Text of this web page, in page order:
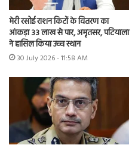
मेरी रसोई राशन किटों के वितरण का
आंकड़ा 33 लाख से पार, अमृतसर, पटियाला
ने हासिल किया उच्च स्थान
30 July 2026 - 11:58 AM